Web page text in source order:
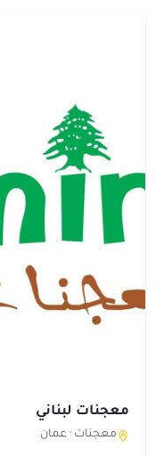
معجنات لبناني
معجنات · عمان